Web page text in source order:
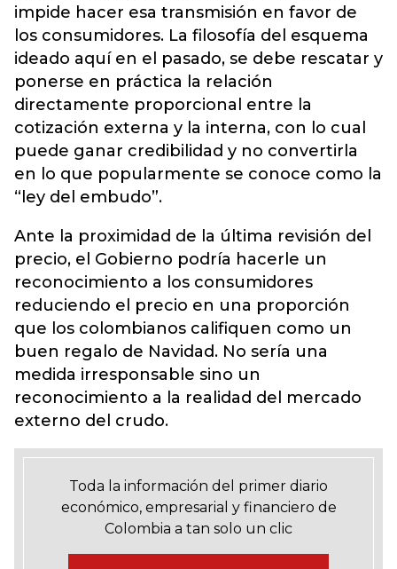
impide hacer esa transmisión en favor de
los consumidores. La filosofía del esquema
ideado aquí en el pasado, se debe rescatar y
ponerse en práctica la relación
directamente proporcional entre la
cotización externa y la interna, con lo cual
puede ganar credibilidad y no convertirla
en lo que popularmente se conoce como la
“ley del embudo”.
Ante la proximidad de la última revisión del
precio, el Gobierno podría hacerle un
reconocimiento a los consumidores
reduciendo el precio en una proporción
que los colombianos califiquen como un
buen regalo de Navidad. No sería una
medida irresponsable sino un
reconocimiento a la realidad del mercado
externo del crudo.
Toda la información del primer diario
económico, empresarial y financiero de
Colombia a tan solo un clic